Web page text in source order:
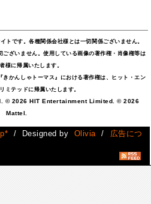
トです。各種関係会社様とは一切関係ございません。
ざいません。使用している画像の著作権・肖像権等は
様に帰属いたします。
かんしゃトーマス』における著作権は、ヒット・エン
ミテッドに帰属いたします。
© 2026 HIT Entertainment Limited. © 2026
Mattel.
/ Designed by Olivia /
広告につ